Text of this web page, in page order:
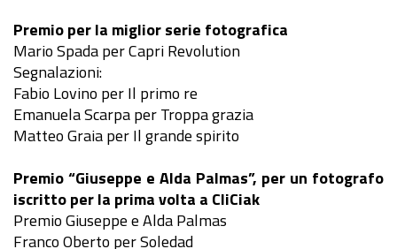
Premio per la miglior serie fotografica
Mario Spada per Capri Revolution
Segnalazioni:
Fabio Lovino per Il primo re
Emanuela Scarpa per Troppa grazia
Matteo Graia per Il grande spirito
Premio “Giuseppe e Alda Palmas”, per un fotografo
iscritto per la prima volta a CliCiak
Premio Giuseppe e Alda Palmas
Franco Oberto per Soledad